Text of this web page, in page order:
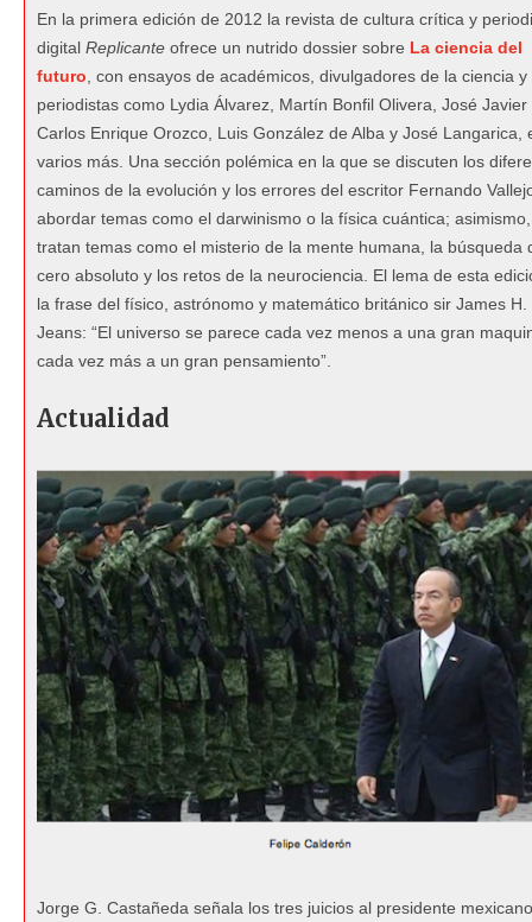
En la primera edición de 2012 la revista de cultura crítica y
digital Replicante ofrece un nutrido dossier sobre La ciencia del
futuro , con ensayos de académicos, divulgadores de la ciencia y
periodistas como Lydia Álvarez, Martín Bonfil Olivera, José Javier
Carlos Enrique Orozco, Luis González de Alba y José Langarica,
varios más. Una sección polémica en la que se discuten los
caminos de la evolución y los errores del escritor Fernando
abordar temas como el darwinismo o la física cuántica;
tratan temas como el misterio de la mente humana, la búsqueda
cero absoluto y los retos de la neurociencia. El lema de esta
la frase del físico, astrónomo y matemático británico sir James H.
Jeans: “El universo se parece cada vez menos a una gran
cada vez más a un gran pensamiento”.
Actualidad
Jorge G. Castañeda señala los tres juicios al presidente mexicano